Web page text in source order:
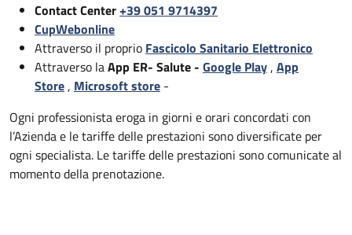
Contact Center+39 051 9714397
CupWebonline
Attraverso il proprio Fascicolo Sanitario Elettronico
Attraverso laApp ER- Salute - Google Play, App
Store, Microsoft store -
Ogni professionista eroga in giorni e orari concordati con
l’Azienda e le tariffe delle prestazioni sono diversificate per
ogni specialista. Le tariffe delle prestazioni sono comunicate al
momento della prenotazione.